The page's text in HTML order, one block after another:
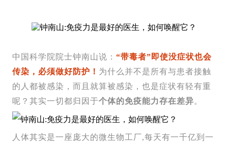
中国科学院院士钟南山说： “带毒者”即使没症状也会
传染，必须做好防护！ 为什么并不是所有与患者接触
的人都被感染，而且就算被感染，也是症状有轻有重
呢？其实一切都归因于个体的免疫能力存在差异。
人体其实是一座庞大的微生物工厂,每天有一千亿到一